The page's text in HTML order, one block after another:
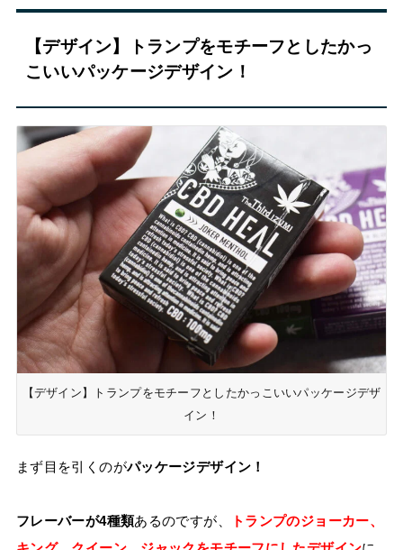
【デザイン】トランプをモチーフとしたかっ
こいいパッケージデザイン！
【デザイン】トランプをモチーフとしたかっこいいパッケージデザ
イン！
まず目を引くのがパッケージデザイン！
フレーバーが4種類あるのですが、
トランプのジョーカー、